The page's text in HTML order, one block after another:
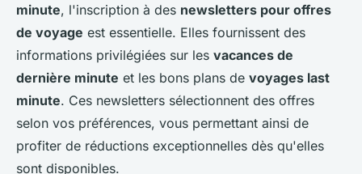
minute, l'inscription à des newsletters pour offres
de voyage est essentielle. Elles fournissent des
informations privilégiées sur les vacances de
dernière minute et les bons plans de voyages last
minute. Ces newsletters sélectionnent des offres
selon vos préférences, vous permettant ainsi de
profiter de réductions exceptionnelles dès qu'elles
sont disponibles.